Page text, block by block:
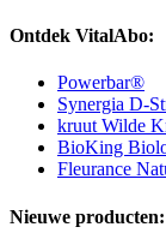
Ontdek VitalAbo:
Powerbar®
Synergia D-
kruut Wilde
BioKing
Fleurance
Nieuwe producten: